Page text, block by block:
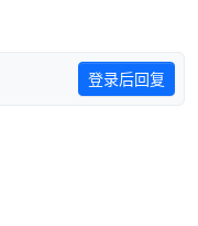
登录后回复